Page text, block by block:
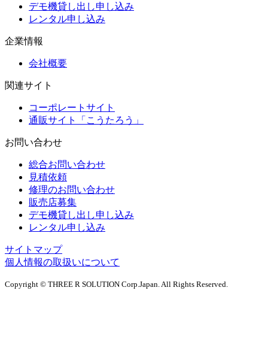
デモ機貸し出し申し込み
レンタル申し込み
企業情報
会社概要
関連サイト
コーポレートサイト
通販サイト「こうたろう」
お問い合わせ
総合お問い合わせ
見積依頼
修理のお問い合わせ
販売店募集
デモ機貸し出し申し込み
レンタル申し込み
サイトマップ
個人情報の取扱いについて
Copyright © THREE R SOLUTION Corp.Japan. All Rights Reserved.